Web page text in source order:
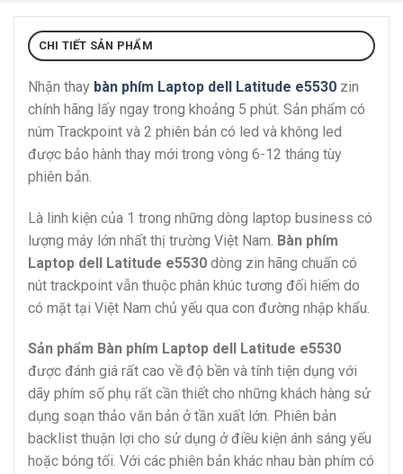
CHI TIẾT SẢN PHẨM
Nhận thay bàn phím Laptop dell Latitude e5530 zin
chính hãng lấy ngay trong khoảng 5 phút. Sản phẩm có
núm Trackpoint và 2 phiên bản có led và không led
được bảo hành thay mới trong vòng 6-12 tháng tùy
phiên bản.
Là linh kiện của 1 trong những dòng laptop business có
lượng máy lớn nhất thị trường Việt Nam. Bàn phím
Laptop dell Latitude e5530 dòng zin hãng chuẩn có
nút trackpoint vẫn thuộc phân khúc tương đối hiếm do
có mặt tại Việt Nam chủ yếu qua con đường nhập khẩu.
Sản phẩm Bàn phím Laptop dell Latitude e5530
được đánh giá rất cao về độ bền và tính tiện dụng với
dãy phím số phụ rất cần thiết cho những khách hàng sử
dụng soạn thảo văn bản ở tần xuất lớn. Phiên bản
backlist thuận lợi cho sử dụng ở điều kiện ánh sáng yếu
hoặc bóng tối. Với các phiên bản khác nhau bàn phím có